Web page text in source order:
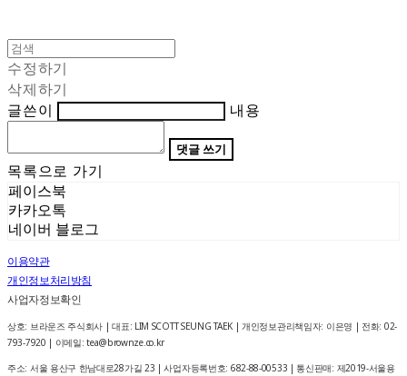
수정하기
삭제하기
글쓴이
내용
댓글 쓰기
목록으로 가기
페이스북
카카오톡
네이버 블로그
이용약관
개인정보처리방침
사업자정보확인
상호: 브라운즈 주식회사 | 대표: LIM SCOTT SEUNG TAEK | 개인정보관리책임자: 이은영 | 전화: 02-
793-7920 | 이메일: tea@brownze.co.kr
주소: 서울 용산구 한남대로28가길 23 | 사업자등록번호: 682-88-00533 | 통신판매: 제2019-서울용